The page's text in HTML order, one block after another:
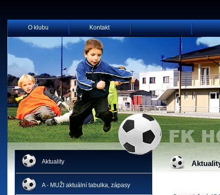
O klubu Kontakt
Aktuality
A - MUŽI aktuální tabulka, zápasy